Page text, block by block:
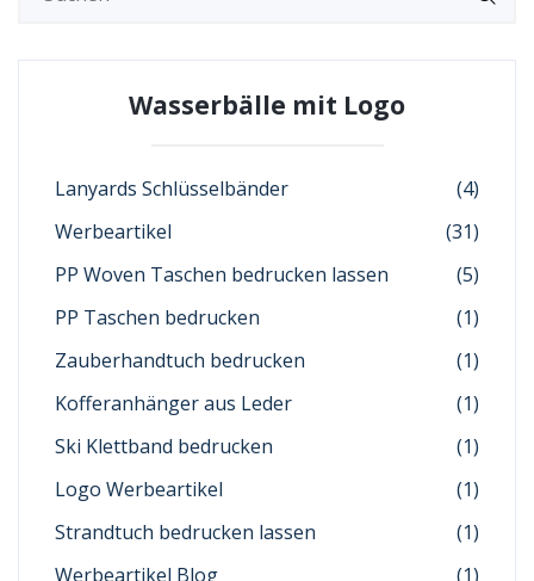
Wasserbälle mit Logo
Lanyards Schlüsselbänder
(4)
Werbeartikel
(31)
PP Woven Taschen bedrucken lassen
(5)
PP Taschen bedrucken
(1)
Zauberhandtuch bedrucken
(1)
Kofferanhänger aus Leder
(1)
Ski Klettband bedrucken
(1)
Logo Werbeartikel
(1)
Strandtuch bedrucken lassen
(1)
Werbeartikel Blog
(1)